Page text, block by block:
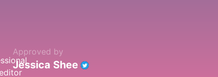
Approved by
Jessica Shee